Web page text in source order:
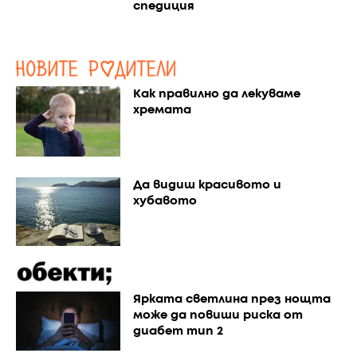
спедиция
Как правилно да лекуваме
хремата
Да видиш красивото и
хубавото
Ярката светлина през нощта
може да повиши риска от
диабет тип 2